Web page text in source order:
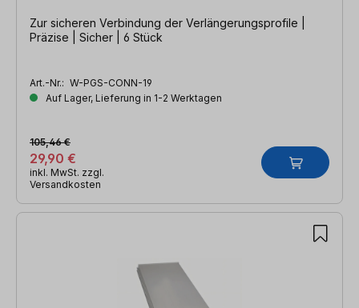
Zur sicheren Verbindung der Verlängerungsprofile |
Präzise | Sicher | 6 Stück
Art.-Nr.: W-PGS-CONN-19
Auf Lager, Lieferung in 1-2 Werktagen
29,90 €
105,46 €
inkl. MwSt. zzgl.
Versandkosten